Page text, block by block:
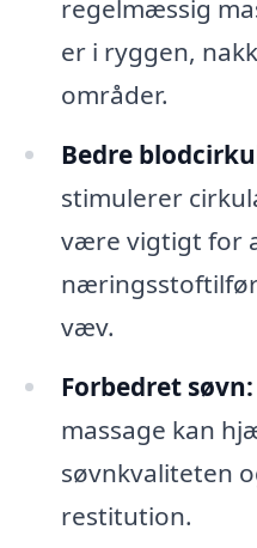
regelmæssig
er i ryggen,
områder.
Bedre
stimulerer
være vigtigt for
væv.
Forbedret søvn:
massage kan
søvnkvaliteten
restitution.